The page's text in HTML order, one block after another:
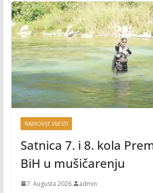
NAJNOVIJE VIJESTI
Satnica 7. i 8. kola
BiH u mušičarenju
7. Augusta 2026. admin